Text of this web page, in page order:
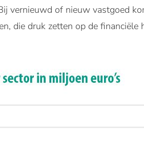
vernieuwd of nieuw vastgoed
die druk zetten op de financiële